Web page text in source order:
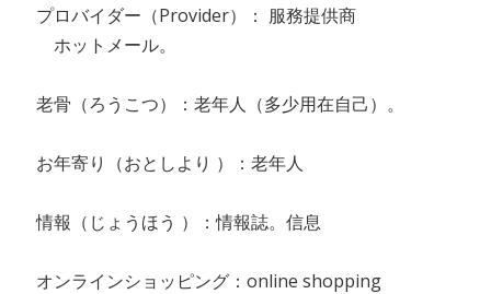
プロバイダー（Provider）： 服務提供商
ホットメール。
老骨（ろうこつ）：老年人（多少用在自己）。
お年寄り（おとしより ）：老年人
情報（じょうほう ）：情報誌。信息
オンラインショッピング：online shopping